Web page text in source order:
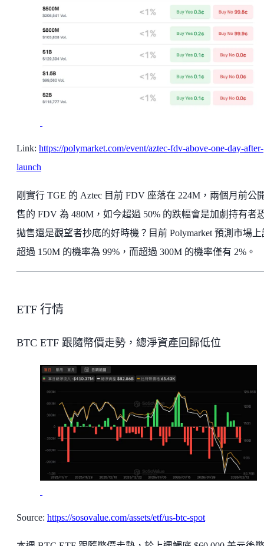
Link: https://polymarket.com/event/aztec-fdv-above-one-day-after-
launch
剛實行 TGE 的 Aztec 目前 FDV 座落在 224M，兩個月前公
售的 FDV 為 480M，如今超過 50% 的跌幅會是加劇持有者
拋售還是觀望者抄底的好時機？目前 Polymarket 預測市場上
超過 150M 的機率為 99%，而超過 300M 的機率僅有 2%。
ETF 行情
BTC ETF 跟隨幣價走勢，總淨資產回歸低位
Source: https://sosovalue.com/assets/etf/us-btc-spot